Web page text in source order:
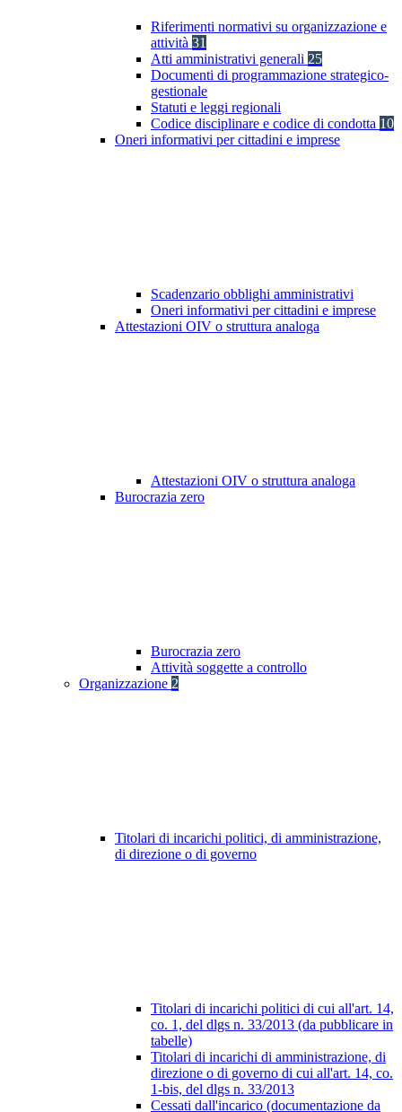
Riferimenti normativi su organizzazione e
attività 31
Atti amministrativi generali 25
Documenti di programmazione strategico-
gestionale
Statuti e leggi regionali
Codice disciplinare e codice di condotta 10
Oneri informativi per cittadini e imprese
Scadenzario obblighi amministrativi
Oneri informativi per cittadini e imprese
Attestazioni OIV o struttura analoga
Attestazioni OIV o struttura analoga
Burocrazia zero
Burocrazia zero
Attività soggette a controllo
Organizzazione 2
Titolari di incarichi politici, di amministrazione,
di direzione o di governo
Titolari di incarichi politici di cui all'art. 14,
co. 1, del dlgs n. 33/2013 (da pubblicare in
tabelle)
Titolari di incarichi di amministrazione, di
direzione o di governo di cui all'art. 14, co.
1-bis, del dlgs n. 33/2013
Cessati dall'incarico (documentazione da